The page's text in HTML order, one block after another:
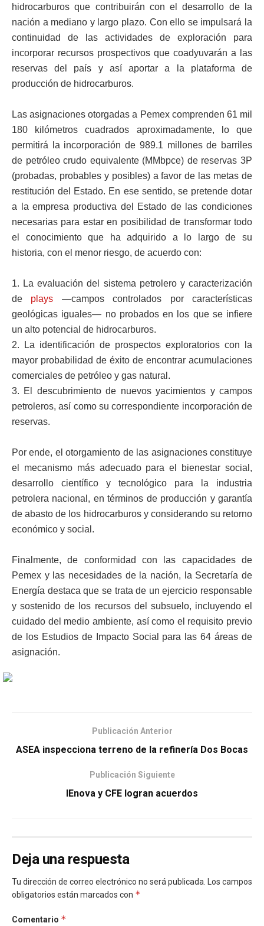
hidrocarburos que contribuirán con el desarrollo de la
nación a mediano y largo plazo. Con ello se impulsará la
continuidad de las actividades de exploración para
incorporar recursos prospectivos que coadyuvarán a las
reservas del país y así aportar a la plataforma de
producción de hidrocarburos.
Las asignaciones otorgadas a Pemex comprenden 61 mil
180 kilómetros cuadrados aproximadamente, lo que
permitirá la incorporación de 989.1 millones de barriles
de petróleo crudo equivalente (MMbpce) de reservas 3P
(probadas, probables y posibles) a favor de las metas de
restitución del Estado. En ese sentido, se pretende dotar
a la empresa productiva del Estado de las condiciones
necesarias para estar en posibilidad de transformar todo
el conocimiento que ha adquirido a lo largo de su
historia, con el menor riesgo, de acuerdo con:
1. La evaluación del sistema petrolero y caracterización
de plays —campos controlados por características
geológicas iguales— no probados en los que se infiere
un alto potencial de hidrocarburos.
2. La identificación de prospectos exploratorios con la
mayor probabilidad de éxito de encontrar acumulaciones
comerciales de petróleo y gas natural.
3. El descubrimiento de nuevos yacimientos y campos
petroleros, así como su correspondiente incorporación de
reservas.
Por ende, el otorgamiento de las asignaciones constituye
el mecanismo más adecuado para el bienestar social,
desarrollo científico y tecnológico para la industria
petrolera nacional, en términos de producción y garantía
de abasto de los hidrocarburos y considerando su retorno
económico y social.
Finalmente, de conformidad con las capacidades de
Pemex y las necesidades de la nación, la Secretaría de
Energía destaca que se trata de un ejercicio responsable
y sostenido de los recursos del subsuelo, incluyendo el
cuidado del medio ambiente, así como el requisito previo
de los Estudios de Impacto Social para las 64 áreas de
asignación.
Publicación Anterior
ASEA inspecciona terreno de la refinería Dos Bocas
Publicación Siguiente
IEnova y CFE logran acuerdos
Deja una respuesta
Tu dirección de correo electrónico no será publicada. Los campos
obligatorios están marcados con *
Comentario *